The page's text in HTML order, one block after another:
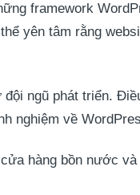
framework
yên tâm rằng
đội ngũ phát triển.
nghiệm về
hàng bồn nước